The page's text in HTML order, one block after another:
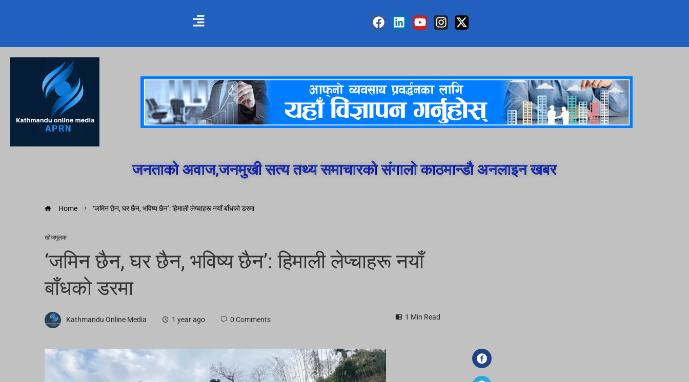
जनताको अवाज,जनमुखी सत्य तथ्य समाचारको संगालो काठमान्डौ अनलाइन खबर
Home ‘जमिन छैन, घर छैन, भविष्य छैन’: हिमाली लेप्चाहरू नयाँ बाँधको डरमा
खोजमूलक
‘जमिन छैन, घर छैन, भविष्य छैन’: हिमाली लेप्चाहरू नयाँ
बाँधको डरमा
Kathmandu Online Media 1 year ago 0 Comments 1 Min Read